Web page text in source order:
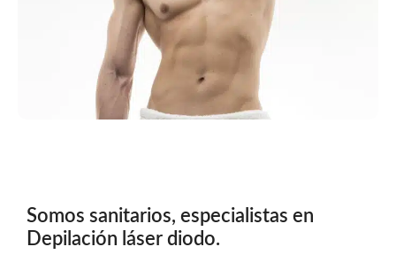
Somos sanitarios, especialistas en
Depilación láser diodo.